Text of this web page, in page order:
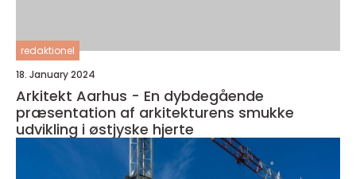
redaktionel
18. January 2024
Arkitekt Aarhus - En dybdegående
præsentation af arkitekturens smukke
udvikling i østjyske hjerte